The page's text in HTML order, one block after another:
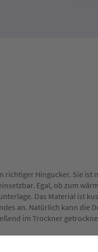
richtiger Hingucker. Sie ist
Egal, ob zum
Das Material ist
an. Natürlich kann die
im Trockner